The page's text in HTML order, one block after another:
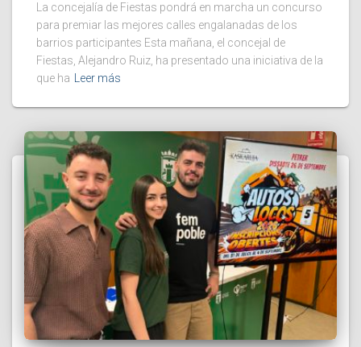
La concejalía de Fiestas pondrá en marcha un concurso
para premiar las mejores calles engalanadas de los
barrios participantes Esta mañana, el concejal de
Fiestas, Alejandro Ruiz, ha presentado una iniciativa de la
que ha Leer más